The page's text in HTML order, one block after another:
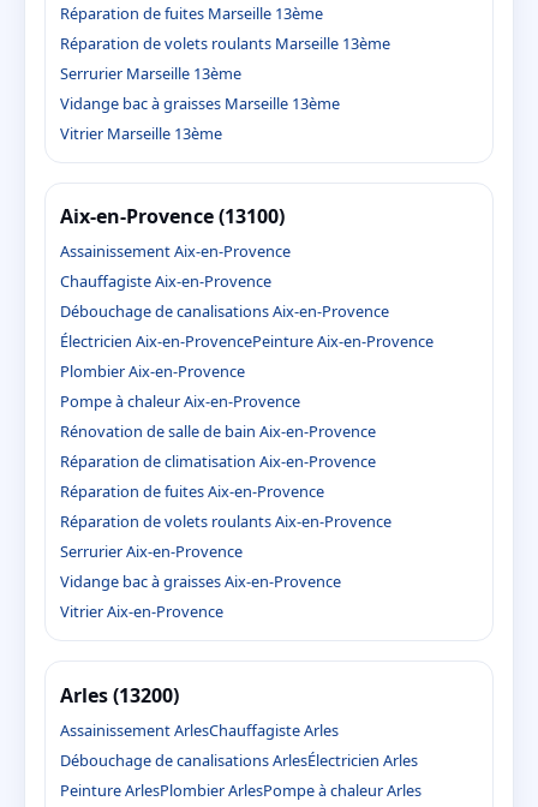
Réparation de fuites Marseille 13ème
Réparation de volets roulants Marseille 13ème
Serrurier Marseille 13ème
Vidange bac à graisses Marseille 13ème
Vitrier Marseille 13ème
Aix-en-Provence (13100)
Assainissement Aix-en-Provence
Chauffagiste Aix-en-Provence
Débouchage de canalisations Aix-en-Provence
Électricien Aix-en-ProvencePeinture Aix-en-Provence
Plombier Aix-en-Provence
Pompe à chaleur Aix-en-Provence
Rénovation de salle de bain Aix-en-Provence
Réparation de climatisation Aix-en-Provence
Réparation de fuites Aix-en-Provence
Réparation de volets roulants Aix-en-Provence
Serrurier Aix-en-Provence
Vidange bac à graisses Aix-en-Provence
Vitrier Aix-en-Provence
Arles (13200)
Assainissement ArlesChauffagiste Arles
Débouchage de canalisations ArlesÉlectricien Arles
Peinture ArlesPlombier ArlesPompe à chaleur Arles